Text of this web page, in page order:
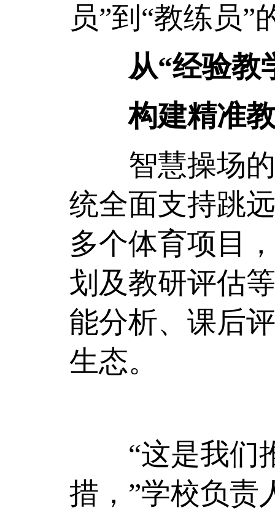
员”到“教练员”
从“经验教
构建精准教
智慧操场的
统全面支持跳
多个体育项目
划及教研评估
能分析、课后
生态。
“这是我们推
措，”学校负责